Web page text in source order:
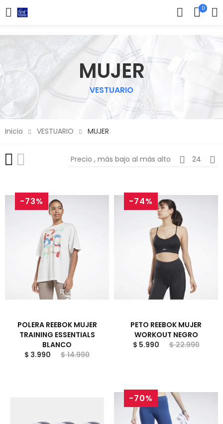
0
MUJER
VESTUARIO
Inicio VESTUARIO MUJER
Precio , más bajo al más alto 24
-73%
POLERA REEBOK MUJER
TRAINING ESSENTIALS
BLANCO
$ 3.990
$ 14.990
-74%
PETO REEBOK MUJER
WORKOUT NEGRO
$ 5.990
$ 22.990
-70%